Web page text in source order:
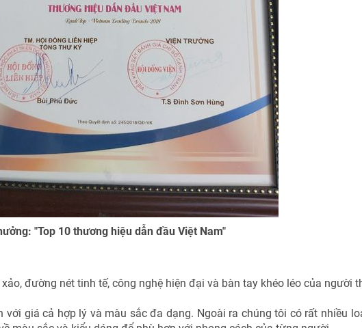
"Top 10 thương hiệu dẫn đầu Việt Nam"
đường nét tinh tế, công nghệ hiện đại và bàn tay khéo léo của người
giá cả hợp lý và màu sắc đa dạng. Ngoài ra chúng tôi có rất nhiều